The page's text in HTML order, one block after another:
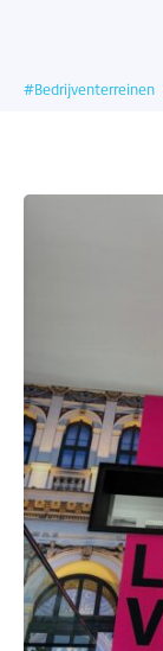
#Bedrijventerreinen